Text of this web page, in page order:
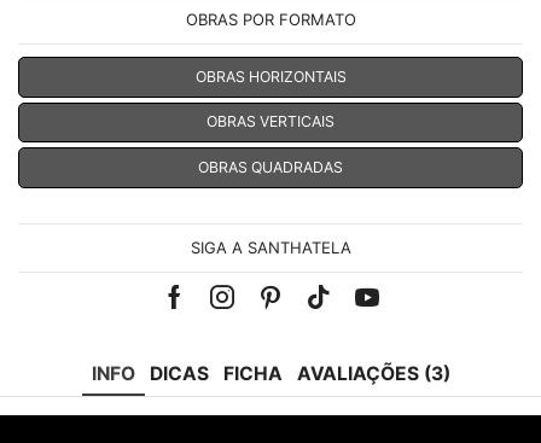
OBRAS POR FORMATO
OBRAS HORIZONTAIS
OBRAS VERTICAIS
OBRAS QUADRADAS
SIGA A SANTHATELA
FacebookInstagramPinterest
Tik-Youtube
INFO DICAS FICHA AVALIAÇÕES (3)